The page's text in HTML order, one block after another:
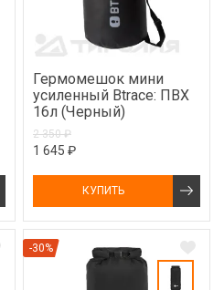
Гермомешок мини
усиленный Btrace: ПВХ
16л (Черный)
2 350 ₽
1 645 ₽
КУПИТЬ
-30%